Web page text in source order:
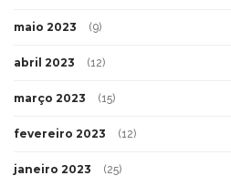
maio 2023 (9)
abril 2023 (12)
março 2023 (15)
fevereiro 2023 (12)
janeiro 2023 (25)